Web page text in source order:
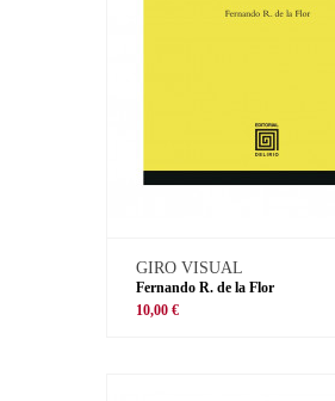
GIRO VISUAL
Fernando R. de la Flor
10,00 €